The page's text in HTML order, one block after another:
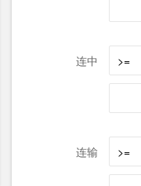
连中
连输